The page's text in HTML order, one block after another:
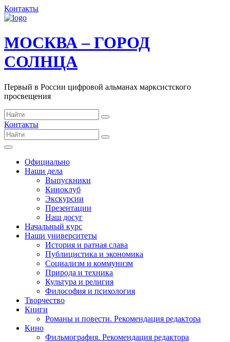
Контакты
МОСКВА – ГОРОД
СОЛНЦА
Первый в России цифровой альманах марксистского
просвещения
Контакты
Официально
Наши дела
Выпускники
Киноклуб
Экскурсии
Презентации
Наш досуг
Начальный курс
Наши университеты
История и ратная слава
Публицистика и экономика
Социализм и коммунизм
Природа и техника
Культура и религия
Философия и психология
Творчество
Книги
Романы и повести. Рекомендация редактора
Кино
Фильмография. Рекомендация редактора